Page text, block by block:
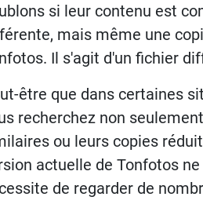
si leur contenu est
mais même une
Il s'agit d'un fichier
être que dans certaines
recherchez non
ou leurs copies
actuelle de Tonfotos
de regarder de